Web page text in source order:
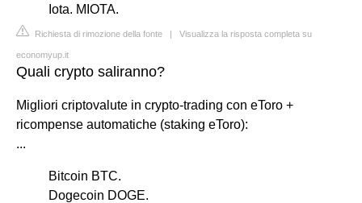
Iota. MIOTA.
Richiesta di rimozione della fonte | Visualizza la risposta completa su
economyup.it
Quali crypto saliranno?
Migliori criptovalute in crypto-trading con eToro +
ricompense automatiche (staking eToro):
...
Bitcoin BTC.
Dogecoin DOGE.